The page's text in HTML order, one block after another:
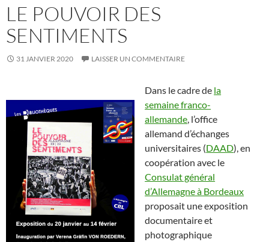
LE POUVOIR DES
SENTIMENTS
31 JANVIER 2020 LAISSER UN COMMENTAIRE
Dans le cadre de la
semaine franco-
allemande , l’office
allemand d’échanges
universitaires (DAAD), en
coopération avec le
Consulat général
d’Allemagne à Bordeaux
proposait une exposition
documentaire et
photographique